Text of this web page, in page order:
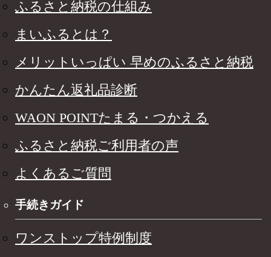
ふるさと納税の仕組み
まいふるとは？
メリットいっぱい 早めのふるさと納税
かんたん返礼品診断
WAON POINTたまる・つかえる
ふるさと納税ご利用者の声
よくあるご質問
手続きガイド
ワンストップ特例制度